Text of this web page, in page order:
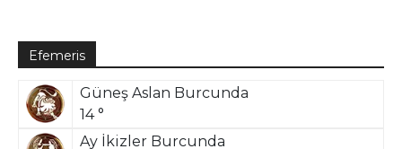
Efemeris
Güneş Aslan Burcunda
14 °
Ay İkizler Burcunda